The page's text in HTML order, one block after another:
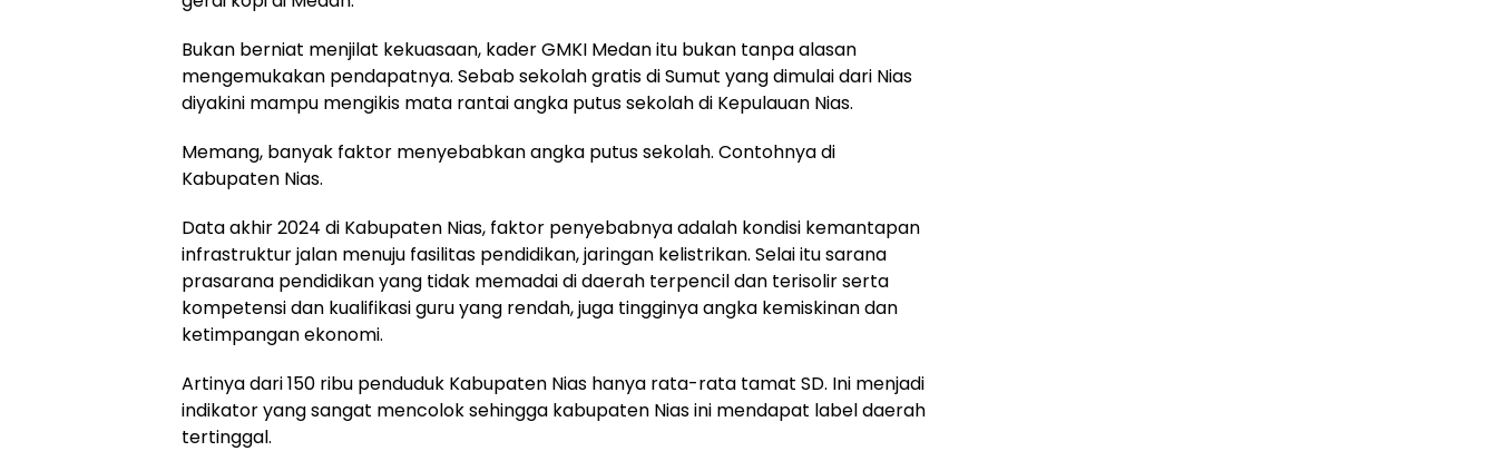
Bukan berniat menjilat kekuasaan, kader GMKI Medan itu bukan tanpa alasan
mengemukakan pendapatnya. Sebab sekolah gratis di Sumut yang dimulai dari Nias
diyakini mampu mengikis mata rantai angka putus sekolah di Kepulauan Nias.
Memang, banyak faktor menyebabkan angka putus sekolah. Contohnya di
Kabupaten Nias.
Data akhir 2024 di Kabupaten Nias, faktor penyebabnya adalah kondisi kemantapan
infrastruktur jalan menuju fasilitas pendidikan, jaringan kelistrikan. Selai itu sarana
prasarana pendidikan yang tidak memadai di daerah terpencil dan terisolir serta
kompetensi dan kualifikasi guru yang rendah, juga tingginya angka kemiskinan dan
ketimpangan ekonomi.
Artinya dari 150 ribu penduduk Kabupaten Nias hanya rata-rata tamat SD. Ini menjadi
indikator yang sangat mencolok sehingga kabupaten Nias ini mendapat label daerah
tertinggal.